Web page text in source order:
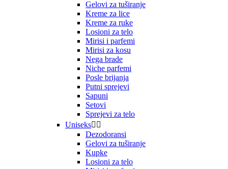
Gelovi za tuširanje
Kreme za lice
Kreme za ruke
Losioni za telo
Mirisi i parfemi
Mirisi za kosu
Nega brade
Niche parfemi
Posle brijanja
Putni sprejevi
Sapuni
Setovi
Sprejevi za telo
Uniseks 
Dezodoransi
Gelovi za tuširanje
Kupke
Losioni za telo